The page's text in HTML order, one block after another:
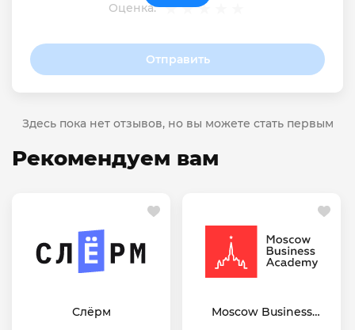
Оценка:
Отправить
Здесь пока нет отзывов, но вы можете стать первым
Рекомендуем вам
Слёрм
Moscow Business